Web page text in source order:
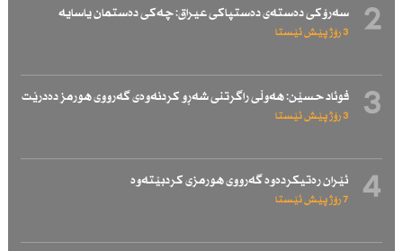
2 سەرۆكی دەستەی دەستپاكی عیراق: چەكی دەستمان یاسایە
3 رۆژ پێش ئێستا
3 فوئاد حسێن: هەوڵی راگرتنی شەڕو كردنەوەی گەرووی هورمز دەدرێت
3 رۆژ پێش ئێستا
4 ئێران رەتیكردەوە گەرووی هورمزی كردبێتەوە
7 رۆژ پێش ئێستا